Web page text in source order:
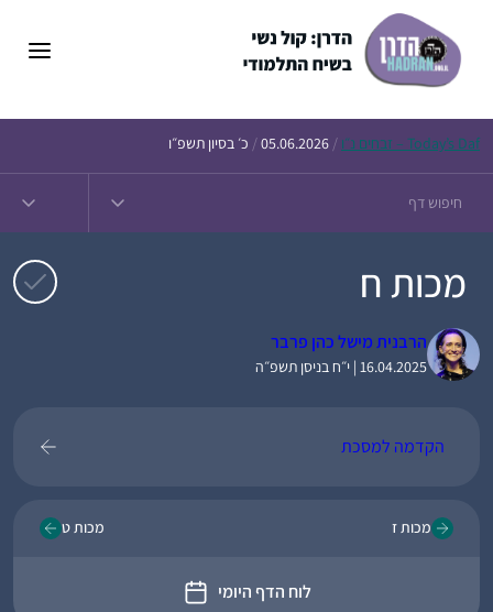
Today’s Daf – זבחים נ״ו /
05.06.2026
/ כ׳ בסיון תשפ״ו
מכות ח
הרבנית מישל כהן פרבר
16.04.2025 | י״ח בניסן תשפ״ה
הקדמה למסכת
מכות ז
לוח הדף היומי
מכות ט